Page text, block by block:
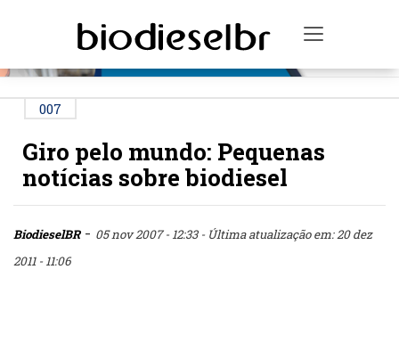
Toggle
007
Giro pelo mundo: Pequenas
notícias sobre biodiesel
BiodieselBR- 05 nov 2007 - 12:33 - Última atualização em: 20 dez
2011 - 11:06